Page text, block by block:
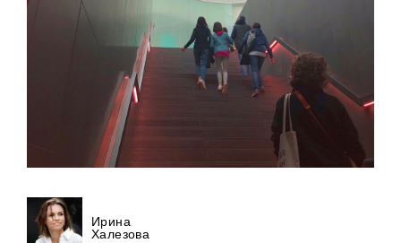
Ирина
Халезова